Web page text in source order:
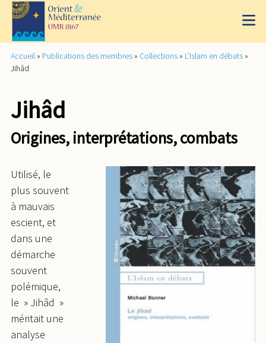
Accueil » Publications des membres » Collections » L’Islam en débats »
Jihâd
Jihâd
Origines, interprétations, combats
Utilisé, le
plus souvent
à mauvais
escient, et
dans une
démarche
souvent
polémique,
le » Jihâd »
méritait une
analyse